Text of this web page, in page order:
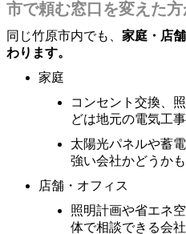
市で頼む窓口を変えた
同じ竹原市内でも、 家庭・店
わります。
家庭
コンセント交換、
どは地元の電気工
太陽光パネルや蓄
強い会社かどうか
店舗・オフィス
照明計画や省エネ
体で相談できる会